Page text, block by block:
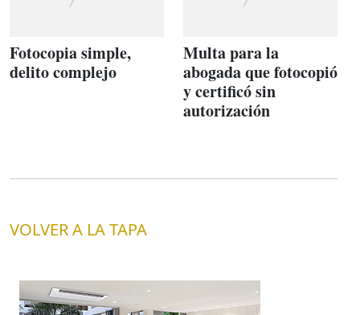
Fotocopia simple,
delito complejo
Multa para la
abogada que fotocopió
y certificó sin
autorización
VOLVER A LA TAPA